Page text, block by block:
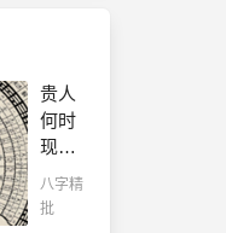
贵人
何时
现，
八字
帮你
八字精
批